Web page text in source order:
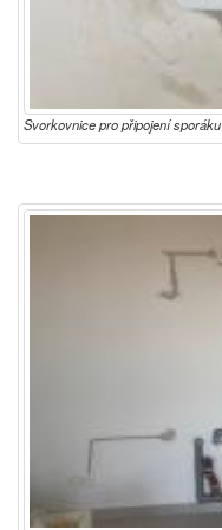
Svorkovnice pro připojení sporáku